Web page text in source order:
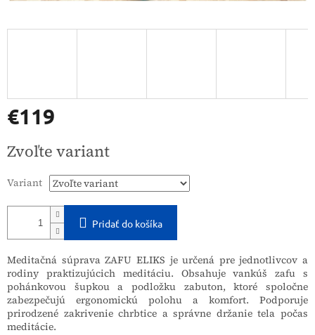
€119
cena:
Zvoľte variant
Variant
Pridať do košíka
Meditačná súprava ZAFU ELIKS je určená pre jednotlivcov a
rodiny praktizujúcich meditáciu. Obsahuje vankúš zafu s
pohánkovou šupkou a podložku zabuton, ktoré spoločne
zabezpečujú ergonomickú polohu a komfort. Podporuje
prirodzené zakrivenie chrbtice a správne držanie tela počas
meditácie.